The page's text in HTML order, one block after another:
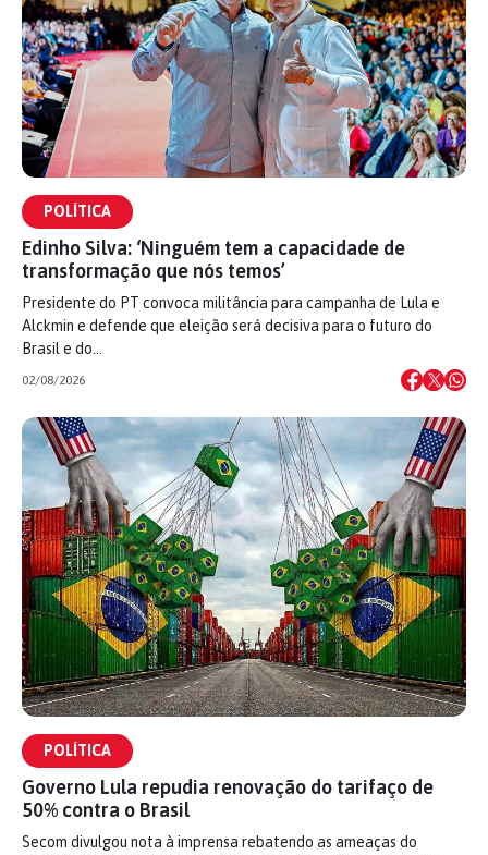
POLÍTICA
Edinho Silva: ‘Ninguém tem a capacidade de
transformação que nós temos’
Presidente do PT convoca militância para campanha de Lula e
Alckmin e defende que eleição será decisiva para o futuro do
Brasil e do…
02/08/2026
POLÍTICA
Governo Lula repudia renovação do tarifaço de
50% contra o Brasil
Secom divulgou nota à imprensa rebatendo as ameaças do